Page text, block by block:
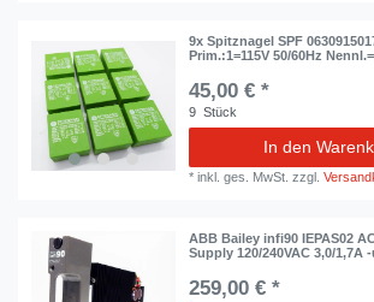
9x Spitznagel SPF
Prim.:1=115V 50/60Hz
45,00 € *
9 Stück
In den
*inkl. ges. MwSt. zzgl.
ABB Bailey infi90 IEPAS02
Supply 120/240VAC 3,0/1,7A
259,00 € *